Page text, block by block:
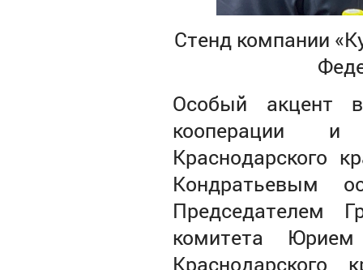
Стенд компании
Особый акцент
кооперации и
Краснодарского
Кондратьевым
Председателем
комитета